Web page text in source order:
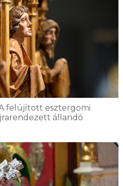
felújított esztergomi
állandó